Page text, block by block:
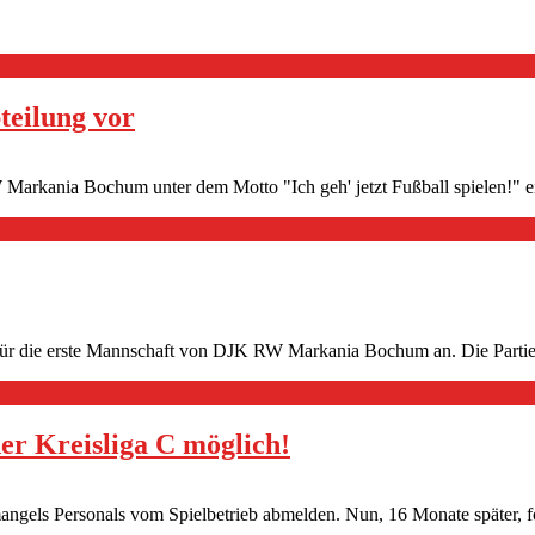
vor
Bochum unter dem Motto "Ich geh' jetzt Fußball spielen!"
die erste Mannschaft von DJK RW Markania Bochum an. Die
Kreisliga C möglich!
Personals vom Spielbetrieb abmelden. Nun, 16 Monate